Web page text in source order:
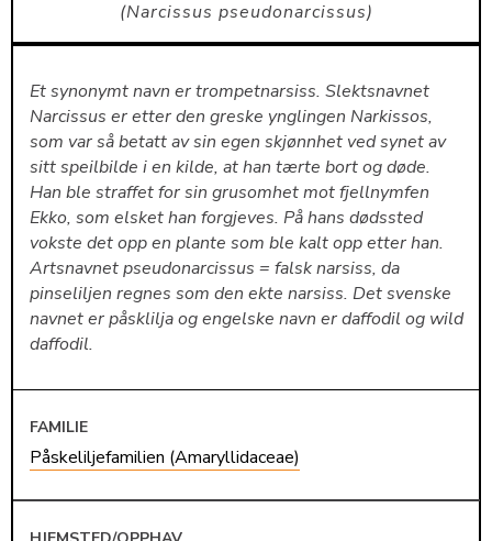
Narcissus pseudonarcissus
Et synonymt navn er trompetnarsiss. Slektsnavnet
Narcissus er etter den greske ynglingen Narkissos,
som var så betatt av sin egen skjønnhet ved synet av
sitt speilbilde i en kilde, at han tærte bort og døde.
Han ble straffet for sin grusomhet mot fjellnymfen
Ekko, som elsket han forgjeves. På hans dødssted
vokste det opp en plante som ble kalt opp etter han.
Artsnavnet pseudonarcissus = falsk narsiss, da
pinseliljen regnes som den ekte narsiss. Det svenske
navnet er påsklilja og engelske navn er daffodil og wild
daffodil.
FAMILIE
Påskeliljefamilien (Amaryllidaceae)